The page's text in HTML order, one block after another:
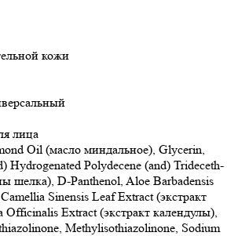
кожи
лица
Oil (масло миндальное), Glycerin,
Hydrogenated Polydecene (and) Trideceth-
шелка), D-Panthenol, Aloe Barbadensis
Sinensis Leaf Extract (экстракт
Officinalis Extract (экстракт календулы),
Methylisothiazolinone, Sodium